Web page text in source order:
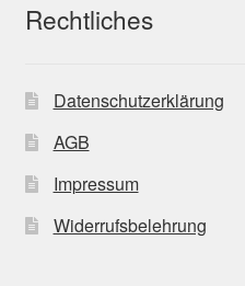
Rechtliches
Datenschutzerklärung
AGB
Impressum
Widerrufsbelehrung